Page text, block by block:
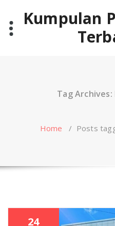
contentKumpulan
Tag Archives:
Home / Posts
24